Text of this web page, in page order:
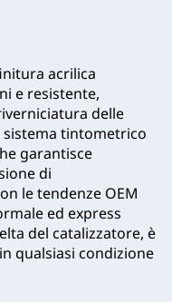
acrilica
e resistente,
delle
tintometrico
garantisce
di
le tendenze OEM
ed express
del catalizzatore, è
qualsiasi condizione